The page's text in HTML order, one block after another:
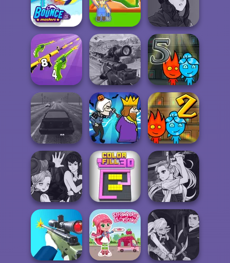
Real Drift
Multiplayer
Vampire Hunter
P...
Zombie
Romance
Bouncemasters
My Garden
Journey
Manga Creator
Vampire Hunter
P...
Merge 2048 Gun
Rush
Sniper Combat
3D
Fireboy and
Watergirl 5
Elemen...
Highway Traffic Murder
Fireboy and
Watergirl 2
Light...
Manga Creator
Vampire Hunter
P...
Color Fill 3D
Manga Creator
Vampire Hunter
P...